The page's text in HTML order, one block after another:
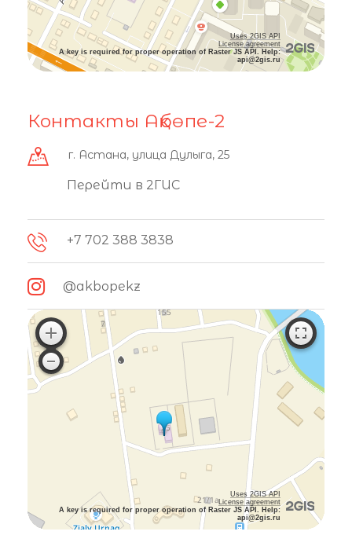
Uses 2GIS API
License agreement
A key is required for proper operation of Raster JS API. Help:
api@2gis.ru
Контакты Ақбөпе-2
г. Астана, улица Дулыга, 25
Перейти в 2ГИС
+7 702 388 3838
@akbopekz
Uses 2GIS API
License agreement
A key is required for proper operation of Raster JS API. Help:
api@2gis.ru